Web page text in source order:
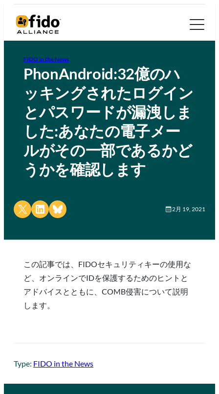
FIDO in the News
PhonAndroid:32億のハ
ッキングされたログイン
とパスワードが漏洩しま
した:あなたの電子メー
ルがその一部であるかど
うかを確認します
Share on X Share on LinkedIn
Share on Bluesky 2月 19, 2021
この記事では、FIDOセキュリティキーの使用な
ど、オンラインでIDを保護するためのヒントと
アドバイスとともに、COMB侵害について説明
します。
Type: FIDO in the News